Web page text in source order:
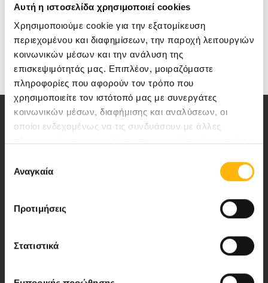
Αυτή η ιστοσελίδα χρησιμοποιεί cookies
Χρησιμοποιούμε cookie για την εξατομίκευση
περιεχομένου και διαφημίσεων, την παροχή λειτουργιών
κοινωνικών μέσων και την ανάλυση της
επισκεψιμότητάς μας. Επιπλέον, μοιραζόμαστε
πληροφορίες που αφορούν τον τρόπο που
χρησιμοποιείτε τον ιστότοπό μας με συνεργάτες
κοινωνικών μέσων, διαφήμισης και αναλύσεων, οι
οποίοι ενδεχομένως να τις συνδυάσουν με άλλες
των υπηρεσιών τους.
συγκατάθεσης
Αναγκαία
Προτιμήσεις
Στατιστικά
Αποστολή μας να παρέχουμε υψηλής
υγείας.